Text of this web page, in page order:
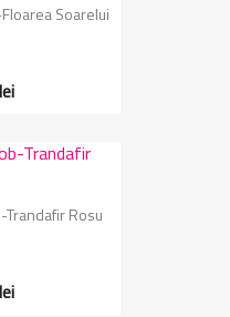
Soarelui
Trandafir Rosu